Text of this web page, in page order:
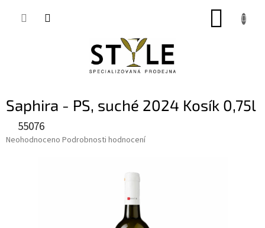
Saphira - PS, suché 2024 Kosík 0,75l
55076
Průměrné
Neohodnoceno Podrobnosti hodnocení